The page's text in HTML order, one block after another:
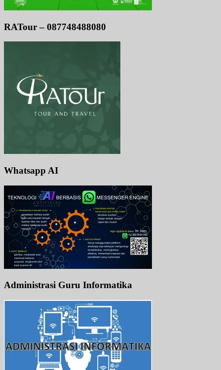
RATour – 087748488080
Whatsapp AI
Administrasi Guru Informatika